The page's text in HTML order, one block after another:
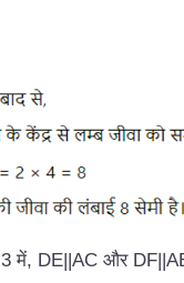
3 में, DE||AC और DF||AE